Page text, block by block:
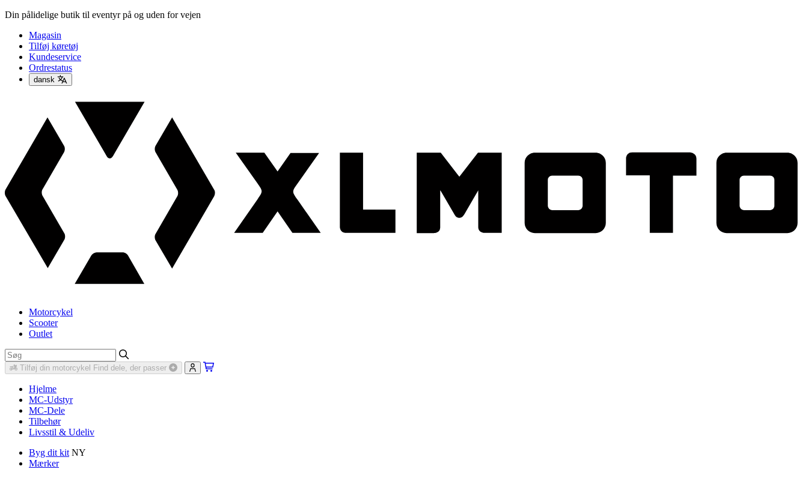
Din pålidelige butik til eventyr på og uden for vejen
Magasin
Tilføj køretøj
Kundeservice
Ordrestatus
dansk
Motorcykel
Scooter
Outlet
Tilføj din motorcykel Find dele, der passer
Hjelme
MC-Udstyr
MC-Dele
Tilbehør
Livsstil & Udeliv
Byg dit kit NY
Mærker